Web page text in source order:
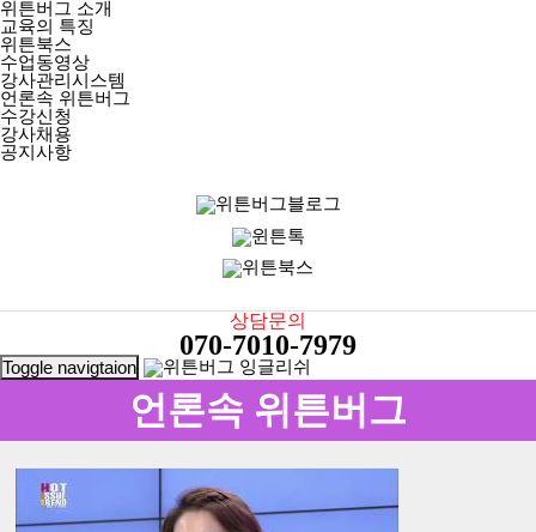
위튼버그 소개
교육의 특징
위튼북스
수업동영상
강사관리시스템
언론속 위튼버그
수강신청
강사채용
공지사항
상담문의
070-7010-7979
Toggle navigtaion
언론속 위튼버그